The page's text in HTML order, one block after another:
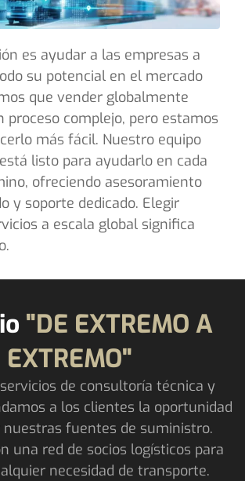
es ayudar a las empresas a
su potencial en el mercado
que vender globalmente
proceso complejo, pero estamos
más fácil. Nuestro equipo
listo para ayudarlo en cada
ofreciendo asesoramiento
y soporte dedicado. Elegir
a escala global significa
"DE EXTREMO A
EXTREMO"
de consultoría técnica y
a los clientes la oportunidad
nuestras fuentes de suministro.
una red de socios logísticos para
necesidad de transporte.